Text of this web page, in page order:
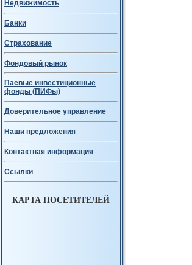
Недвижимость
Банки
Страхование
Фондовый рынок
Паевые инвестиционные
фонды (ПИФы)
Доверительное управление
Наши предложения
Контактная информация
Ссылки
КАРТА ПОСЕТИТЕЛЕЙ